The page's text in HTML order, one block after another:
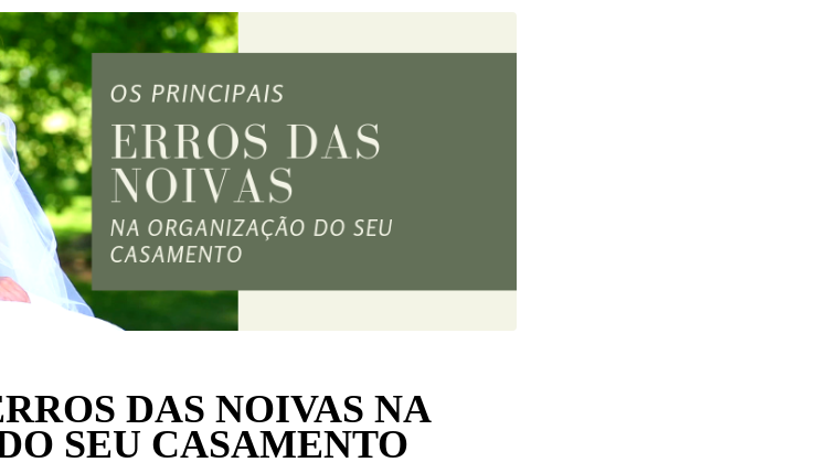
DAS NOIVAS NA
SEU CASAMENTO